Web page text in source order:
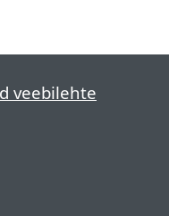
veebilehte